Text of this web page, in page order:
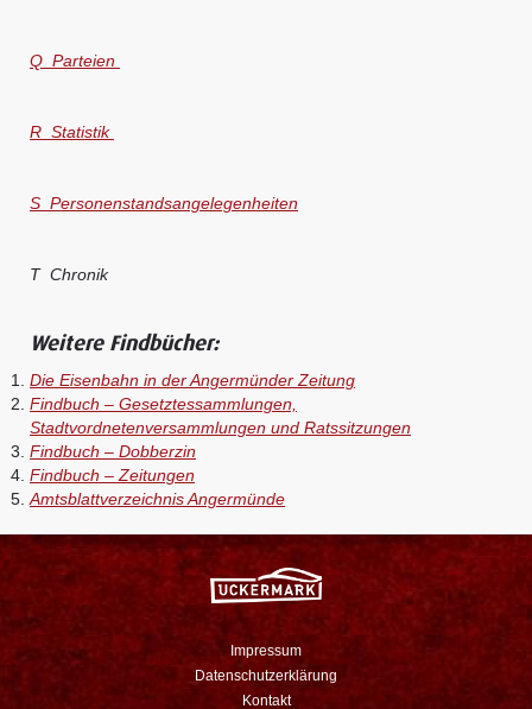
Q Parteien
R Statistik
S Personenstandsangelegenheiten
T Chronik
Weitere Findbücher:
Die Eisenbahn in der Angermünder Zeitung
Findbuch – Gesetztessammlungen,
Stadtvordnetenversammlungen und Ratssitzungen
Findbuch – Dobberzin
Findbuch – Zeitungen
Amtsblattverzeichnis Angermünde
Impressum
Datenschutzerklärung
Kontakt